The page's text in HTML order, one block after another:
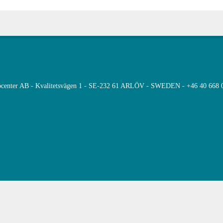
AB - Kvalitetsvägen 1 - SE-232 61 ARLÖV - SWEDEN - +46 40 668